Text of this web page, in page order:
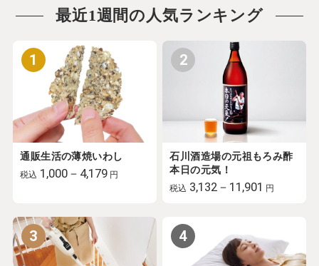
最近1週間の人気ランキング
通販生活の薄焼いわし
税込 1,000－4,179 円
1
石川酒造場の元祖もろみ酢
本日の元気！
税込 3,132－11,901 円
2
3 4